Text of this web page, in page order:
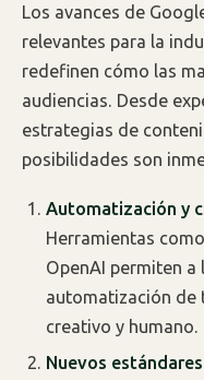
Los avances de
relevantes para la
redefinen cómo las
audiencias. Desde
estrategias de
posibilidades son
Automatización y
Herramientas
OpenAI permiten a
automatización de
creativo y humano.
Nuevos